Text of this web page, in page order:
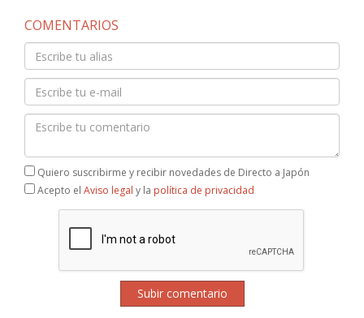
COMENTARIOS
Quiero suscribirme y recibir novedades de Directo a Japón
Acepto el Aviso legal y la política de privacidad
Subir comentario